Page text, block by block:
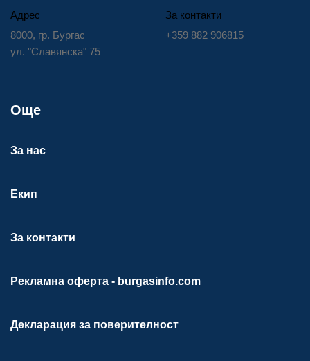
Адрес
8000, гр. Бургас
ул. "Славянска" 75
За контакти
+359 882 906815
Още
За нас
Екип
За контакти
Рекламна оферта - burgasinfo.com
Декларация за поверителност